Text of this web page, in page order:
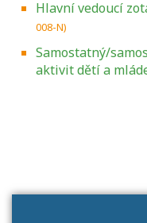
Hlavní vedoucí
008-N)
Samostatný/
aktivit dětí a
Projděte si